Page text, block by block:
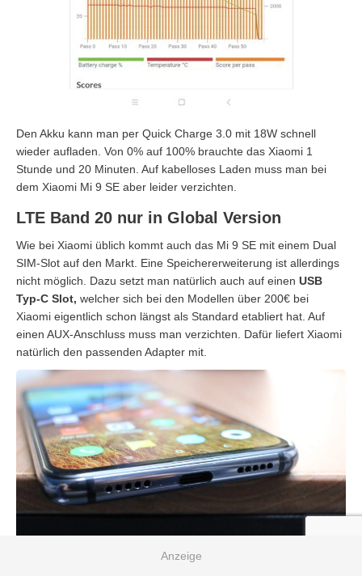
Den Akku kann man per Quick Charge 3.0 mit 18W schnell
wieder aufladen. Von 0% auf 100% brauchte das Xiaomi 1
Stunde und 20 Minuten. Auf kabelloses Laden muss man bei
dem Xiaomi Mi 9 SE aber leider verzichten.
LTE Band 20 nur in Global Version
Wie bei Xiaomi üblich kommt auch das Mi 9 SE mit einem Dual
SIM-Slot auf den Markt. Eine Speichererweiterung ist allerdings
nicht möglich. Dazu setzt man natürlich auch auf einen USB
Typ-C Slot, welcher sich bei den Modellen über 200€ bei
Xiaomi eigentlich schon längst als Standard etabliert hat. Auf
einen AUX-Anschluss muss man verzichten. Dafür liefert Xiaomi
natürlich den passenden Adapter mit.